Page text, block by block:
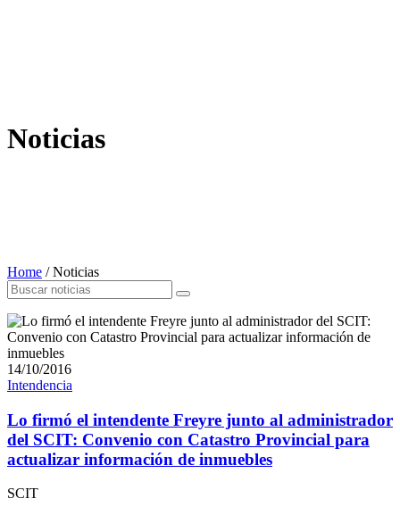
Noticias
Home /Noticias
14/10/2016
Intendencia
Lo firmó el intendente Freyre junto al administrador
del SCIT: Convenio con Catastro Provincial para
actualizar información de inmuebles
SCIT